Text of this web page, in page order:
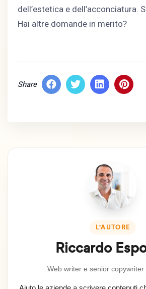
dell’estetica e dell’acconciatura.
Hai altre domande in merito?
Share
L'AUTORE
Riccardo
Web writer e senior copywriter